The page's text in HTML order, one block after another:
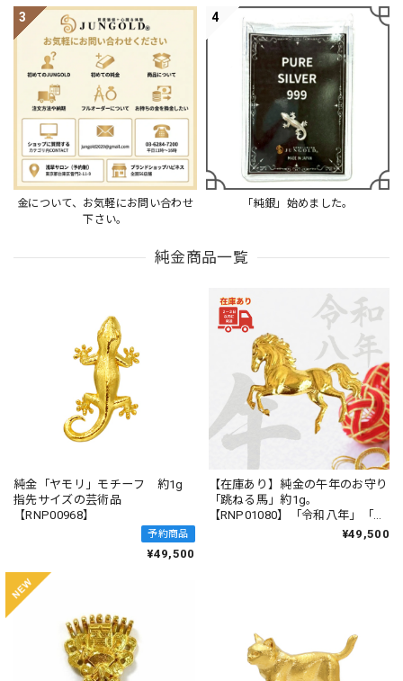
3
金について、お気軽にお問い合わせ
下さい。
4
「純銀」始めました。
純金商品一覧
純金「ヤモリ」モチーフ 約1g
指先サイズの芸術品
【RNP00968】
予約商品
¥49,500
【在庫あり】純金の午年のお守り
「跳ねる馬」約1g。
【RNP01080】「令和八年」「干
¥49,500